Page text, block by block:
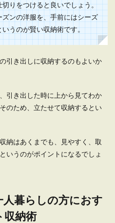
初めて一人暮らしをしようと考えた場
むのは間取りについてではないでしょ
しの外食の頻度と上手な食費
だとついつい外食が多くなってしまい
仕事で帰りが遅くなった時や、友人に
らし】女性が部屋を選ぶとき
人暮らしをしようと考えてる女性の中
面を考えてどんな部屋を選べばいいの
せ...
りをつけると良いでしょう。
ンの洋服を、手前にはシーズ
うのが賢い収納術です。
引き出しに収納するのもよいか
引き出した時に上から見てわか
のため、立たせて収納するとい
納はあくまでも、見やすく、取
いうのがポイントになるでしょ
暮らしの方におす
収納術